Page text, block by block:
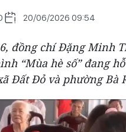
20/06/2026 09:54
đồng chí Đặng Minh
“Mùa hè số” đang
Đất Đỏ và phường Bà